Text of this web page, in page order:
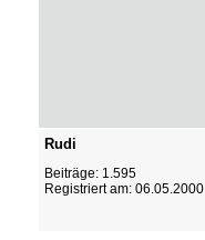
Rudi
Beiträge: 1.595
Registriert am: 06.05.2000